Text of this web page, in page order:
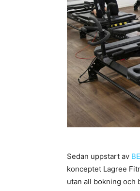
Sedan uppstart av
konceptet Lagree
utan all bokning och